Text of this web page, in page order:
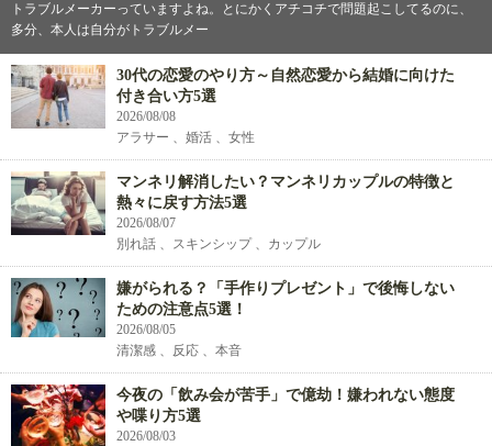
トラブルメーカーっていますよね。とにかくアチコチで問題起こしてるのに、
多分、本人は自分がトラブルメー
30代の恋愛のやり方～自然恋愛から結婚に向けた
付き合い方5選
2026/08/08
アラサー 、婚活 、女性
マンネリ解消したい？マンネリカップルの特徴と
熱々に戻す方法5選
2026/08/07
別れ話 、スキンシップ 、カップル
嫌がられる？「手作りプレゼント」で後悔しない
ための注意点5選！
2026/08/05
清潔感 、反応 、本音
今夜の「飲み会が苦手」で億劫！嫌われない態度
や喋り方5選
2026/08/03